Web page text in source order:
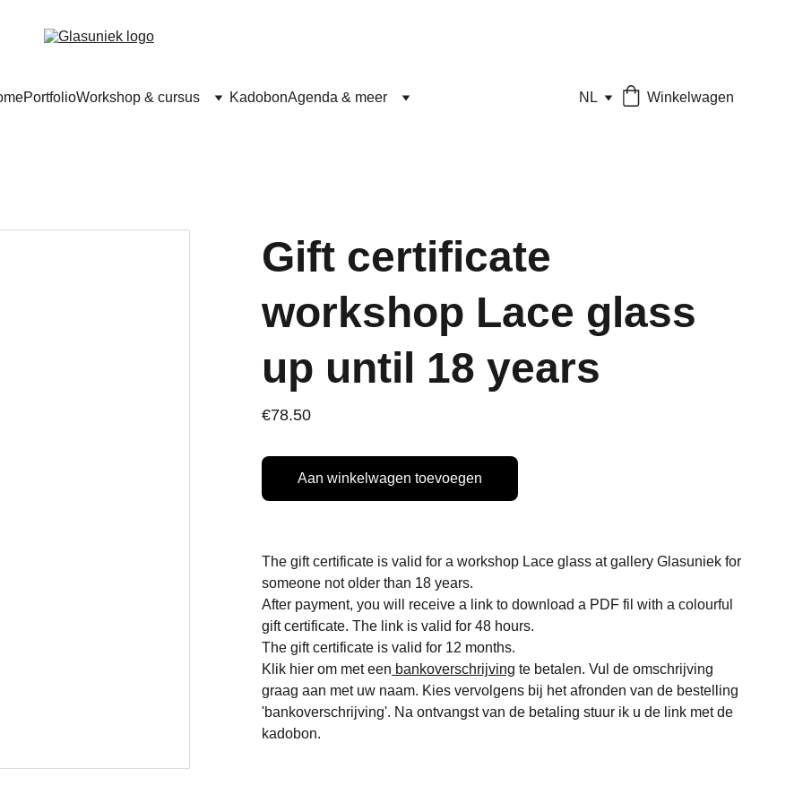
PortfolioWorkshop & cursus KadobonAgenda & meer NL Winkelwagen
Gift certificate
workshop Lace glass
up until 18 years
€78.50
Aan winkelwagen toevoegen
The gift certificate is valid for a workshop Lace glass at gallery Glasuniek for
someone not older than 18 years.
After payment, you will receive a link to download a PDF fil with a colourful
gift certificate. The link is valid for 48 hours.
The gift certificate is valid for 12 months.
Klik hier om met een bankoverschrijving te betalen. Vul de omschrijving
graag aan met uw naam. Kies vervolgens bij het afronden van de bestelling
'bankoverschrijving'. Na ontvangst van de betaling stuur ik u de link met de
kadobon.